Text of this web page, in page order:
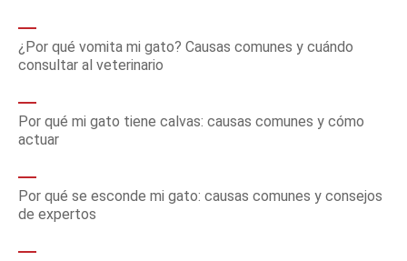
¿Por qué vomita mi gato? Causas comunes y cuándo
consultar al veterinario
Por qué mi gato tiene calvas: causas comunes y cómo
actuar
Por qué se esconde mi gato: causas comunes y consejos
de expertos